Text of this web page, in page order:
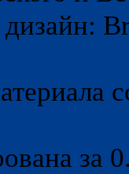
дизайн:
за